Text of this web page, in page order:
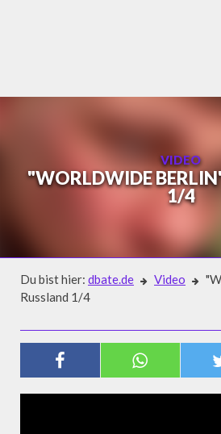
VIDEO
"WORLDWIDE
1/4
Du bist hier: dbate.de Video
Russland 1/4
"WORLDWIDE
RUSSLAND 1/4